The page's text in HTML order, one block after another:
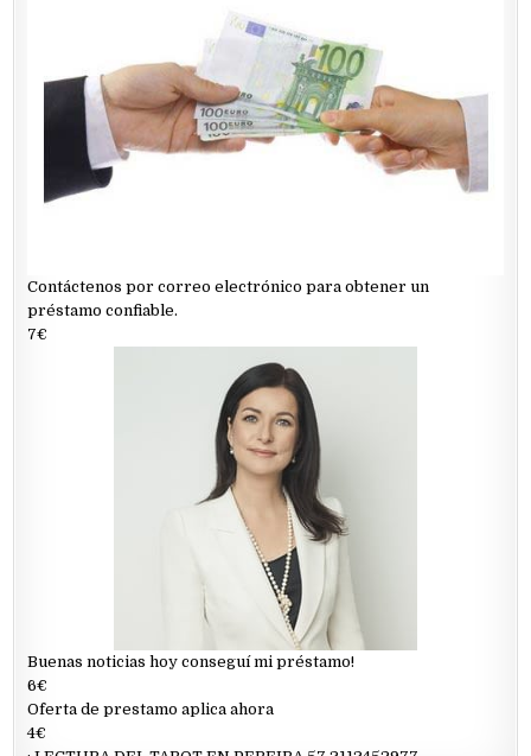
Contáctenos por correo electrónico para obtener un
préstamo confiable.
7€
Buenas noticias hoy conseguí mi préstamo!
6€
Oferta de prestamo aplica ahora
4€